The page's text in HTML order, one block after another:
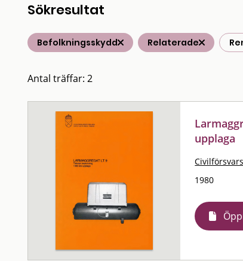
Sökresultat
Befolkningsskydd Relaterade
Antal träffar: 2
upplaga
1980